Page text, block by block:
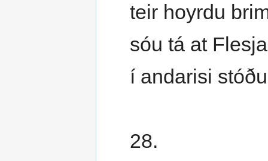
teir hoyrdu
sóu tá at
í andarisi
28.